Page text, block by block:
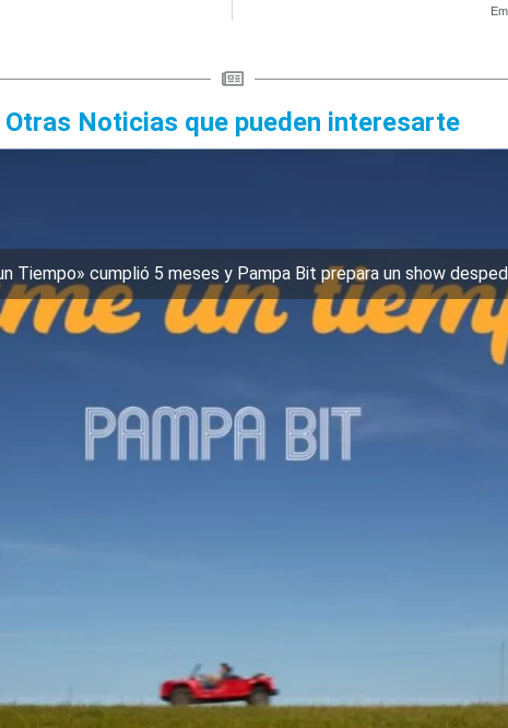
Otras Noticias que pueden interesarte
Tiempo» cumplió 5 meses y Pampa Bit prepara un show